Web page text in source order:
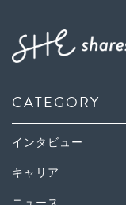
CATEGORY
インタビュー
キャリア